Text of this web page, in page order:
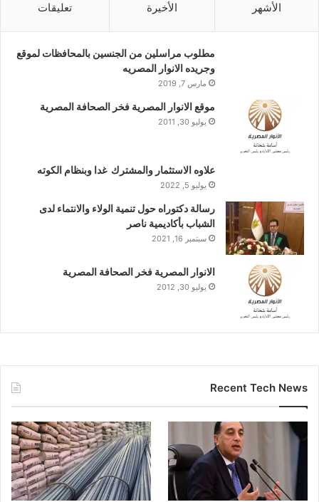
الأشهر الأخيرة تعليقات
مطلوب مراسلين من الجنسين بالمحافظات لموقع
وجريده الانوار المصريه
مارس 7, 2019
موقع الانوار المصرية فخر الصحافة المصرية
يوليو 30, 2011
علاوه الاستثمار والمشترك غدا وبنظام الكوته
يوليو 5, 2022
رسالة دكتوراه حول تنمية الولاء والانتماء لدى
الشباب بأكاديمية ناصر
سبتمبر 16, 2021
الانوار المصرية فخر الصحافة المصرية
يوليو 30, 2012
Recent Tech News